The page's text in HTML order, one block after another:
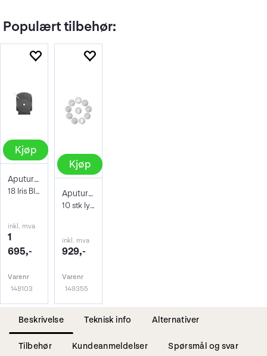
Populært tilbehør:
Kjøp
Aputure 18-Leaf Iris
18 Iris Blader Drop in system
inkl. mva
1
695,-
Varenr
148103
Kjøp
Aputure 10 GOBO Kit
10 stk lysformere til Spotlight Mount
inkl. mva
929,-
Varenr
149355
Beskrivelse Teknisk info Alternativer
Tilbehør Kundeanmeldelser Spørsmål og svar